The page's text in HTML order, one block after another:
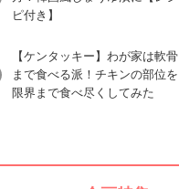
ピ付き】
【ケンタッキー】わが家は軟骨
まで食べる派！チキンの部位を
限界まで食べ尽くしてみた